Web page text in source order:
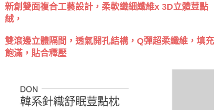
新創雙面複合工藝設計，柔軟纖細纖維x 3D立體荳點
絨，
雙滾邊立體隔間，透氣開孔結構，Q彈超柔纖維，填充
飽滿，貼合釋壓